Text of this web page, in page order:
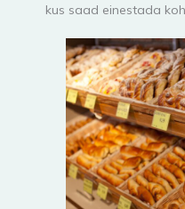
kus saad einestada